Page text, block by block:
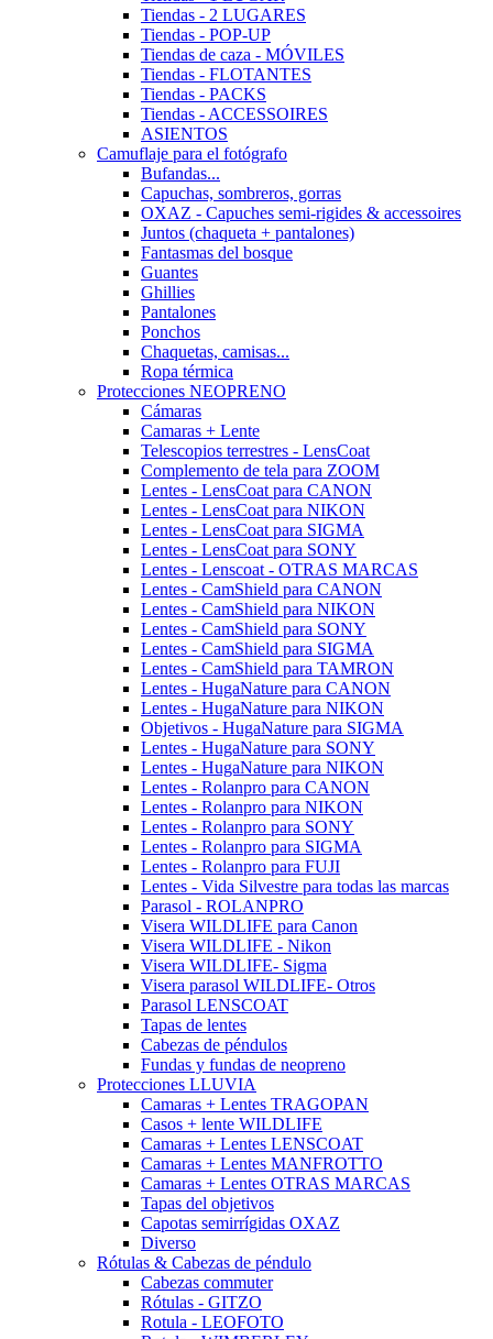
Tiendas - 2 LUGARES
Tiendas - POP-UP
Tiendas de caza - MÓVILES
Tiendas - FLOTANTES
Tiendas - PACKS
Tiendas - ACCESSOIRES
ASIENTOS
Camuflaje para el fotógrafo
Bufandas...
Capuchas, sombreros, gorras
OXAZ - Capuches semi-rigides & accessoires
Juntos (chaqueta + pantalones)
Fantasmas del bosque
Guantes
Ghillies
Pantalones
Ponchos
Chaquetas, camisas...
Ropa térmica
Protecciones NEOPRENO
Cámaras
Camaras + Lente
Telescopios terrestres - LensCoat
Complemento de tela para ZOOM
Lentes - LensCoat para CANON
Lentes - LensCoat para NIKON
Lentes - LensCoat para SIGMA
Lentes - LensCoat para SONY
Lentes - Lenscoat - OTRAS MARCAS
Lentes - CamShield para CANON
Lentes - CamShield para NIKON
Lentes - CamShield para SONY
Lentes - CamShield para SIGMA
Lentes - CamShield para TAMRON
Lentes - HugaNature para CANON
Lentes - HugaNature para NIKON
Objetivos - HugaNature para SIGMA
Lentes - HugaNature para SONY
Lentes - HugaNature para NIKON
Lentes - Rolanpro para CANON
Lentes - Rolanpro para NIKON
Lentes - Rolanpro para SONY
Lentes - Rolanpro para SIGMA
Lentes - Rolanpro para FUJI
Lentes - Vida Silvestre para todas las marcas
Parasol - ROLANPRO
Visera WILDLIFE para Canon
Visera WILDLIFE - Nikon
Visera WILDLIFE- Sigma
Visera parasol WILDLIFE- Otros
Parasol LENSCOAT
Tapas de lentes
Cabezas de péndulos
Fundas y fundas de neopreno
Protecciones LLUVIA
Camaras + Lentes TRAGOPAN
Casos + lente WILDLIFE
Camaras + Lentes LENSCOAT
Camaras + Lentes MANFROTTO
Camaras + Lentes OTRAS MARCAS
Tapas del objetivos
Capotas semirrígidas OXAZ
Diverso
Rótulas & Cabezas de péndulo
Cabezas commuter
Rótulas - GITZO
Rotula - LEOFOTO